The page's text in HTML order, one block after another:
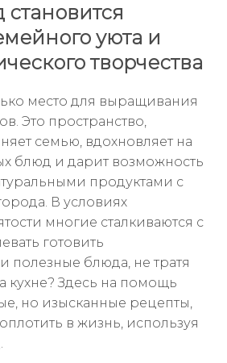
уюта и
творчества
место для выращивания
Это пространство,
семью, вдохновляет на
блюд и дарит возможность
продуктами с
В условиях
многие сталкиваются с
готовить
полезные блюда, не тратя
кухне? Здесь на помощь
но изысканные рецепты,
в жизнь, используя